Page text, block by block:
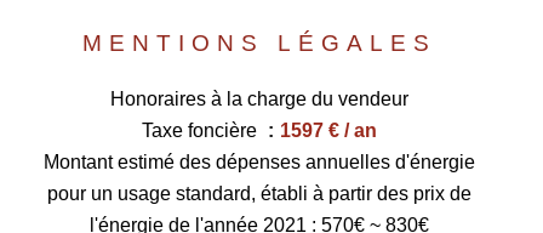
MENTIONS LÉGALES
Honoraires à la charge du vendeur
Taxe foncière
1597 € / an
Montant estimé des dépenses annuelles d'énergie
pour un usage standard, établi à partir des prix de
l'énergie de l'année 2021 : 570€ ~ 830€